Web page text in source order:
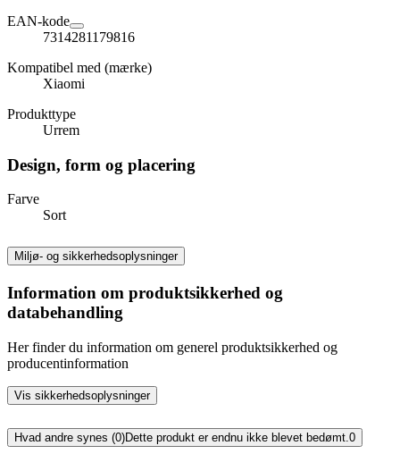
EAN-kode
7314281179816
Kompatibel med (mærke)
Xiaomi
Produkttype
Urrem
Design, form og placering
Farve
Sort
Miljø- og sikkerhedsoplysninger
Information om produktsikkerhed og
databehandling
Her finder du information om generel produktsikkerhed og
producentinformation
Vis sikkerhedsoplysninger
Hvad andre synes (0)Dette produkt er endnu ikke blevet bedømt. 0